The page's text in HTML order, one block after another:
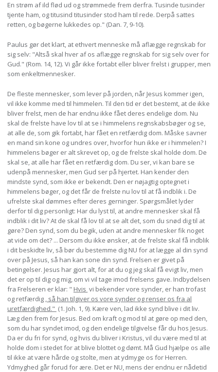
En strøm af ild flød ud og strømmede frem derfra. Tusinde tusinder
tjente ham, og titusind titusinder stod ham til rede. Derpå sattes
retten, og bøgerne lukkedes op." (Dan. 7, 9-10).
Paulus gør det klart, at ethvert menneske må aflægge regnskab for
sig selv: "Altså skal hver af os aflægge regnskab for sig selv over for
Gud." (Rom. 14, 12). Vi går ikke fortabt eller bliver frelst i grupper, men
som enkeltmennesker.
De fleste mennesker, som lever på jorden, når Jesus kommer igen,
vil ikke komme med til himmelen. Til den tid er det bestemt, at de ikke
bliver frelst, men de har endnu ikke fået deres endelige dom. Nu
skal de frelste have lov til at se i himmelens regnskabsbøger og se,
at alle de, som gik fortabt, har fået en retfærdig dom. Måske savner
en mand sin kone og undres over, hvorfor hun ikke er i himmelen? I
himmelens bøger er alt skrevet op, og de frelste skal holde dom. De
skal se, at alle har fået en retfærdig dom. Du ser, vi kan bare se
udenpå mennesker, men Gud ser på hjertet. Han kender den
mindste synd, som ikke er bekendt. Den er nøjagtig optegnet i
himmelens bøger, og det får de frelste nu lov til at få indblik i. De
ufrelste skal dømmes efter deres gerninger. Spørgsmålet lyder
derfor til dig personligt: Har du lyst til, at andre mennesker skal få
indblik i dit liv? At de skal få lov til at se alt det, som du snød dig til at
gøre? Den synd, som du begik, uden at andre mennesker fik noget
at vide om det? ... Dersom du ikke ønsker, at de frelste skal få indblik
i dit beskidte liv, så bør du bestemme dig NU for at lægge al din synd
over på Jesus, så han kan sone din synd. Frelsen er givet på
betingelser. Jesus har gjort alt, for at du og jeg skal få evigt liv, men
det er op til dig og mig, om vi vil tage imod frelsens gave. Indbydelsen
fra Frelseren er klar: " Hvis vi bekender vore synder, er han trofast
og retfærdig , så han tilgiver os vore synder og renser os fra al
uretfærdighed." (1. Joh. 1, 9). Kære ven, lad ikke synd blive i dit liv.
Læg den frem for Jesus. Bed om kraft og mod til at gøre op med den,
som du har syndet imod, og den endelige tilgivelse får du hos Jesus.
Da er du fri for synd, og hvis du bliver i Kristus, vil du være med til at
holde dom i stedet for at blive blottet og dømt. Må Gud hjælpe os alle
til ikke at være hårde og stolte, men at ydmyge os for Herren.
Ydmyghed går forud for ære. Det er NU, mens der endnu er nådetid